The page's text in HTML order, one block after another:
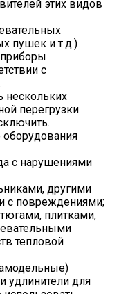
этих видов
пушек и т.д.)
с
нескольких
перегрузки
оборудования
с нарушениями
другими
с повреждениями;
плитками,
тепловой
удлинители для